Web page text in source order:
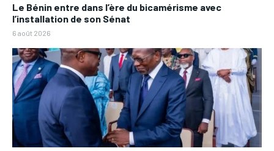
Le Bénin entre dans l’ère du bicamérisme avec
l’installation de son Sénat
6 août 2026